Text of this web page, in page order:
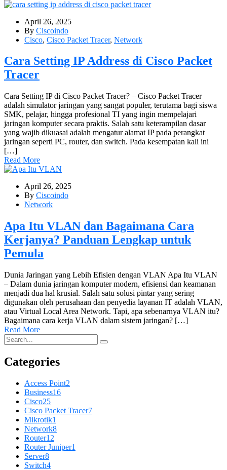
April 26, 2025
By Ciscoindo
Cisco, Cisco Packet Tracer, Network
Cara Setting IP Address di Cisco Packet
Tracer
Cara Setting IP di Cisco Packet Tracer? – Cisco Packet Tracer
adalah simulator jaringan yang sangat populer, terutama bagi siswa
SMK, pelajar, hingga profesional TI yang ingin mempelajari
jaringan komputer secara praktis. Salah satu keterampilan dasar
yang wajib dikuasai adalah mengatur alamat IP pada perangkat
jaringan seperti PC, router, dan switch. Pada kesempatan kali ini
[…]
Read More
April 26, 2025
By Ciscoindo
Network
Apa Itu VLAN dan Bagaimana Cara
Kerjanya? Panduan Lengkap untuk
Pemula
Dunia Jaringan yang Lebih Efisien dengan VLAN Apa Itu VLAN
– Dalam dunia jaringan komputer modern, efisiensi dan keamanan
menjadi dua hal krusial. Salah satu solusi pintar yang sering
digunakan oleh perusahaan dan penyedia layanan IT adalah VLAN,
atau Virtual Local Area Network. Tapi, apa sebenarnya VLAN itu?
Bagaimana cara kerja VLAN dalam sistem jaringan? […]
Read More
Categories
Access Point2
Business16
Cisco25
Cisco Packet Tracer7
Mikrotik1
Network8
Router12
Router Juniper1
Server8
Switch4